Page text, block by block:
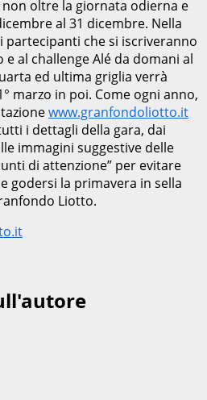
oltre la giornata odierna e
al 31 dicembre. Nella
che si iscriveranno
al challenge Alé da domani al
ed ultima griglia verrà
marzo in poi. Come ogni anno,
www.granfondoliotto.it
i dettagli della gara, dai
immagini suggestive delle
di attenzione” per evitare
godersi la primavera in sella
Liotto.